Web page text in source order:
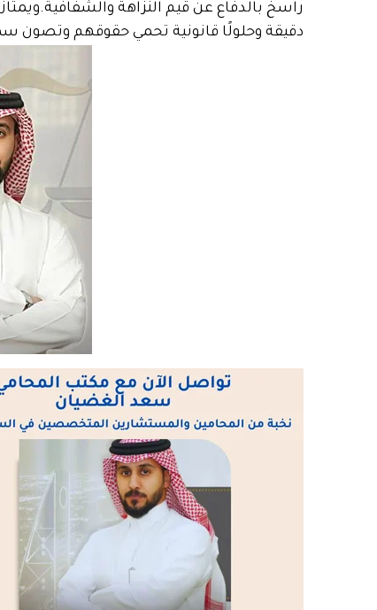
راسخ بالدفاع عن قيم النزاهة والشفافية.
دقيقة وحلولًا قانونية تحمي حقوقهم وتصون